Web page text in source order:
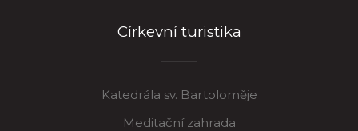
Církevní turistika
Katedrála sv. Bartoloměje
Meditační zahrada